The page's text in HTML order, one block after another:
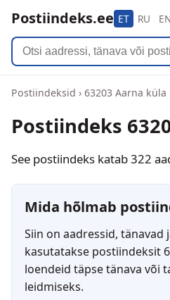
Postiindeks.ee ET RU EN
Postiindeksid › 63203 Aarna küla
Postiindeks
See postiindeks katab 322
Mida hõlmab
Siin on aadressid, tänavad
kasutatakse postiindeksit
loendeid täpse tänava või
leidmiseks.